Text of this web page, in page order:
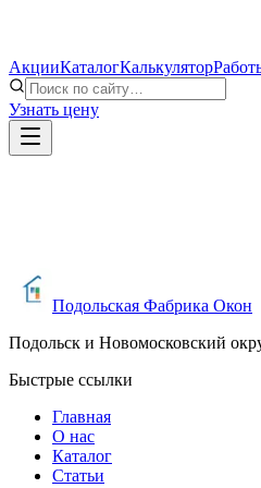
АкцииКаталогКалькулятор
Узнать цену
Подольская Фабрика Окон
Подольск и Новомосковский
Быстрые ссылки
Главная
О нас
Каталог
Статьи